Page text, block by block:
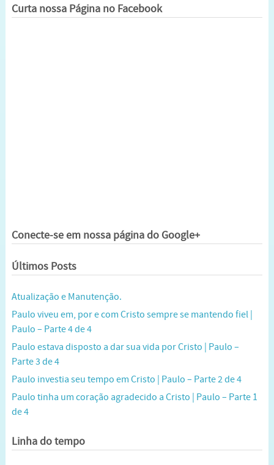
Curta nossa Página no Facebook
Conecte-se em nossa página do Google+
Últimos Posts
Atualização e Manutenção.
Paulo viveu em, por e com Cristo sempre se mantendo fiel |
Paulo – Parte 4 de 4
Paulo estava disposto a dar sua vida por Cristo | Paulo –
Parte 3 de 4
Paulo investia seu tempo em Cristo | Paulo – Parte 2 de 4
Paulo tinha um coração agradecido a Cristo | Paulo – Parte 1
de 4
Linha do tempo